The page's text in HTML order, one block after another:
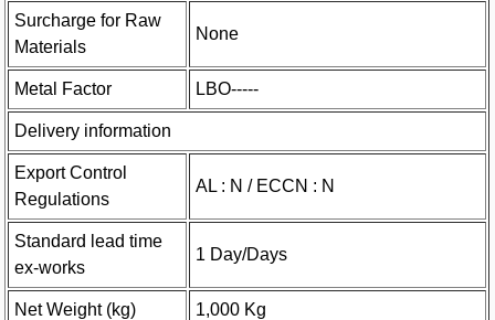
Surcharge for Raw
Materials
None
Metal Factor LBO-----
Delivery information
Export Control
Regulations
AL : N / ECCN : N
Standard lead time
ex-works
1 Day/Days
Net Weight (kg) 1,000 Kg